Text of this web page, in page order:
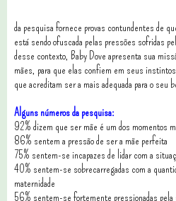
da pesquisa fornece provas contundentes de
está sendo ofuscada pelas pressões sofridas
desse contexto, Baby Dove apresenta sua
mães, para que elas confiem em seus
que acreditam ser a mais adequada para o seu
Alguns números da pesquisa:
92% dizem que ser mãe é um dos momentos
86% sentem a pressão de ser a mãe perfeita
75% sentem-se incapazes de lidar com a
40% sentem-se sobrecarregadas com a
maternidade
56% sentem-se fortemente pressionadas pela